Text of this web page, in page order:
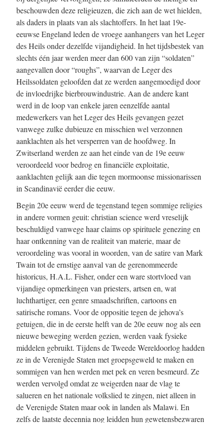
beschouwden deze religieuzen, die zich aan de wet hielden,
als daders in plaats van als slachtoffers. In het laat 19e-
eeuwse Engeland leden de vroege aanhangers van het Leger
des Heils onder dezelfde vijandigheid. In het tijdsbestek van
slechts één jaar werden meer dan 600 van zijn “soldaten”
aangevallen door “roughs”, waarvan de Leger des
Heilssoldaten geloofden dat ze werden aangemoedigd door
de invloedrijke bierbrouwindustrie. Aan de andere kant
werd in de loop van enkele jaren eenzelfde aantal
medewerkers van het Leger des Heils gevangen gezet
vanwege zulke dubieuze en misschien wel verzonnen
aanklachten als het versperren van de hoofdweg. In
Zwitserland werden ze aan het einde van de 19e eeuw
veroordeeld voor bedrog en financiële exploitatie,
aanklachten gelijk aan die tegen mormoonse missionarissen
in Scandinavië eerder die eeuw.
Begin 20e eeuw werd de tegenstand tegen sommige religies
in andere vormen geuit: christian science werd vreselijk
beschuldigd vanwege haar claims op spirituele genezing en
haar ontkenning van de realiteit van materie, maar de
veroordeling was vooral in woorden, van de satire van Mark
Twain tot de ernstige aanval van de gerenommeerde
historicus, H.A.L. Fisher, onder een ware stortvloed van
vijandige opmerkingen van priesters, artsen en, wat
luchthartiger, een genre smaadschriften, cartoons en
satirische romans. Voor de oppositie tegen de jehova’s
getuigen, die in de eerste helft van de 20e eeuw nog als een
nieuwe beweging werden gezien, werden vaak fysieke
middelen gebruikt. Tijdens de Tweede Wereldoorlog hadden
ze in de Verenigde Staten met groepsgeweld te maken en
sommigen van hen werden met pek en veren besmeurd. Ze
werden vervolgd omdat ze weigerden naar de vlag te
salueren en het nationale volkslied te zingen, niet alleen in
de Verenigde Staten maar ook in landen als Malawi. En
zelfs de laatste decennia nog leidden hun gewetensbezwaren